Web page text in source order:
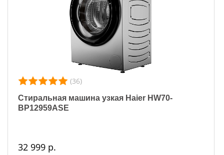
(36)
Стиральная машина узкая Haier HW70-
BP12959ASE
32 999 р.